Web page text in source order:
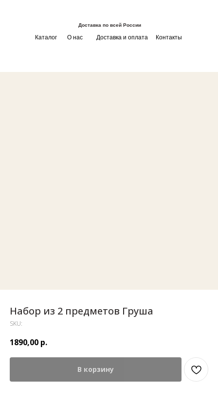
Доставка по всей России
О нас Доставка и оплата
Каталог Контакты
Набор из 2 предметов Груша
SKU:
1890,00 р.
В корзину